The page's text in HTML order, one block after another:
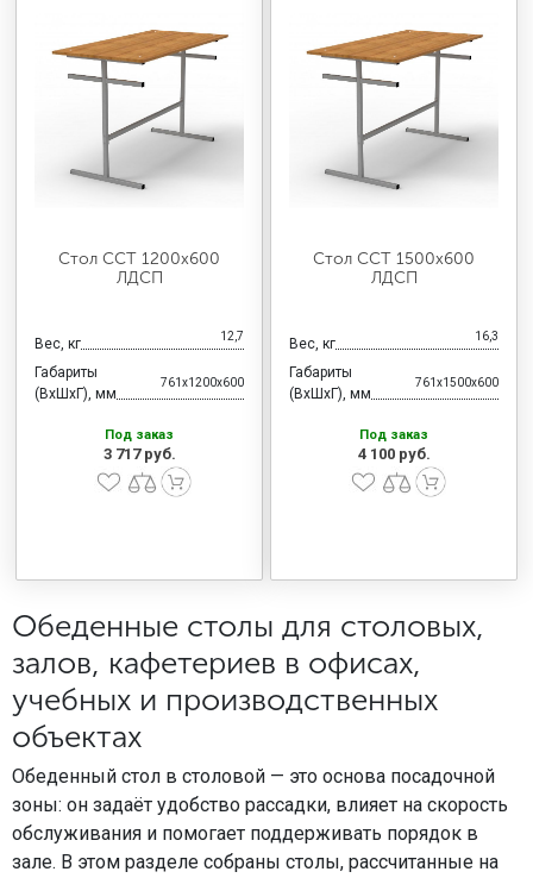
МЕДИЦИНСКАЯ МЕБЕЛЬ
СИСТЕМЫ ХРАНЕНИЯ
ОФИСНАЯ МЕБЕЛЬ
МЕБЕЛЬ ДЛЯ ДОМА
МЕБЕЛЬ ДЛЯ СТОЛОВЫХ
Стол ССТ 1200х600
ЛДСП
Вес, кг 12,7
Габариты
(ВхШхГ), мм
761x1200x600
Под заказ
3 717 руб.
Стол ССТ 1500х600
ЛДСП
Вес, кг 16,3
Габариты
(ВхШхГ), мм
761x1500x600
Под заказ
4 100 руб.
Обеденные столы для столовых,
залов, кафетериев в офисах,
учебных и производственных
объектах
Обеденный стол в столовой — это основа посадочной
зоны: он задаёт удобство рассадки, влияет на скорость
обслуживания и помогает поддерживать порядок в
зале. В этом разделе собраны столы, рассчитанные на